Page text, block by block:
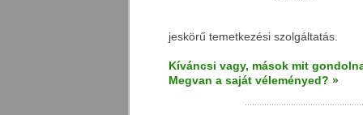
jeskörű temetkezési szolgáltatás.
Kíváncsi vagy, mások mit
Megvan a saját véleményed? »